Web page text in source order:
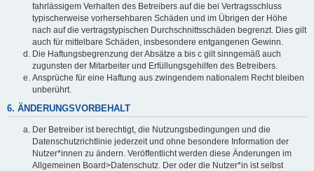
fahrlässigem Verhalten des Betreibers auf die bei Vertragsschluss
typischerweise vorhersehbaren Schäden und im Übrigen der Höhe
nach auf die vertragstypischen Durchschnittsschäden begrenzt. Dies gilt
auch für mittelbare Schäden, insbesondere entgangenen Gewinn.
Die Haftungsbegrenzung der Absätze a bis c gilt sinngemäß auch
zugunsten der Mitarbeiter und Erfüllungsgehilfen des Betreibers.
Ansprüche für eine Haftung aus zwingendem nationalem Recht bleiben
unberührt.
6. ÄNDERUNGSVORBEHALT
Der Betreiber ist berechtigt, die Nutzungsbedingungen und die
Datenschutzrichtlinie jederzeit und ohne besondere Information der
Nutzer*innen zu ändern. Veröffentlicht werden diese Änderungen im
Allgemeinen Board>Datenschutz. Der oder die Nutzer*in ist selbst